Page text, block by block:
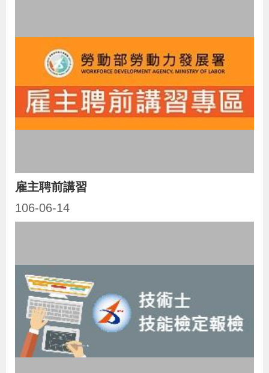
雇主聘前講習
106-06-14